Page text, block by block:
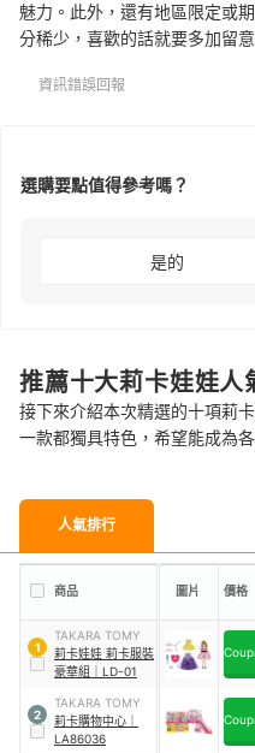
魅力。此外，還有地區限定或
分稀少，喜歡的話就要多加留
資訊錯誤回報
選購要點值得參考嗎？
是的
推薦十大莉卡娃娃人
接下來介紹本次精選的十項莉
一款都獨具特色，希望能成為
人氣排行
商品 圖片 價格
1
TAKARA TOMY
莉卡娃娃 莉卡服裝
豪華組
LD-01
2
TAKARA TOMY
莉卡購物中心
LA86036